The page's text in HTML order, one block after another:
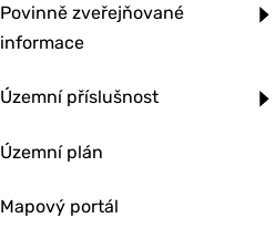
Povinně zveřejňované
informace
Územní příslušnost
Územní plán
Mapový portál